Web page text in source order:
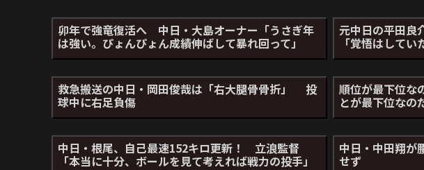
卯年で強竜復活へ 中日・大島オーナー「うさぎ年
は強い。ぴょんぴょん成績伸ばして暴れ回って」
元中日の平田良
「覚悟はしてい
救急搬送の中日・岡田俊哉は「右大腿骨骨折」 投
球中に右足負傷
順位が最下位な
とが最下位な
中日・根尾、自己最速152キロ更新！ 立浪監督
「本当に十分、ボールを見て考えれば戦力の投手」
中日・中田翔
せず